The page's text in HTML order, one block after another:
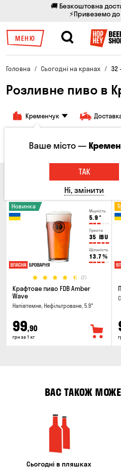
🚚 Безкоштовна
⚡Привеземо
МЕНЮ
Головна Сьогодні на кранах 32
Розливне пиво в
Кременчук
Всі товари Пиво
Міцність
5.9 °
Гіркота
35 IBU
Щільність
13.7 %
(2)
Новинка
Крафтове пиво FDB Amber
Wave
Напівтемне, Нефільтроване, 5.9°
99,90
грн за 1 кг
ВАС ТАКОЖ
Сьогодні в пляшках
Ваше місто —
ТАК
Ні, змінити